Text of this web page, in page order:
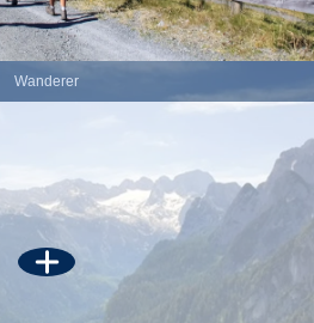
Wanderer